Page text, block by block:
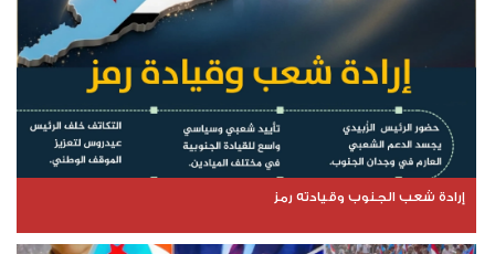
إرادة شعب الجنوب وقيادته رمز